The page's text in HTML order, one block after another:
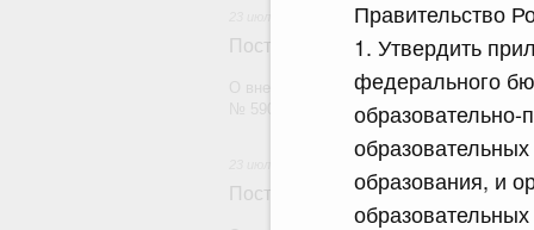
Правительство
1. Утвердить
федерального
образовательно-
образования, и
Постановление Правительства
О внесении изменений в постановление
Постановление Правительства